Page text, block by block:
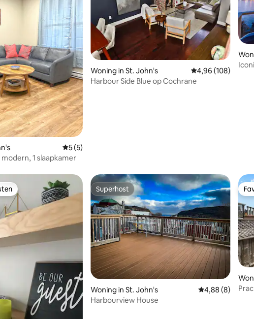
uit 5, 192 recensies
Gemiddelde beoordeling van 5 uit 5, 5 recensies
5 (5)
1 slaapkamer
Woning in St. John's Gemiddelde
4,96 (108)
Harbour Side Blue op Cochrane
5 uit 5, 16 recensies
Superhost
Superhost
Woning in St. John's Gemiddelde
4,88 (8)
Harbourview House